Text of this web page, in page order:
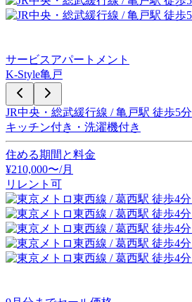
サービスアパートメント
K-Style亀戸
JR中央・総武緩行線 / 亀戸駅 徒歩5分
キッチン付き・洗濯機付き
住める期間と料金
¥210,000〜/月
リレント可